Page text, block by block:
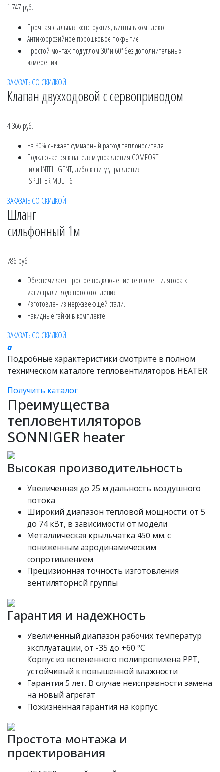
1 747 руб.
Прочная стальная конструкция, винты в комплекте
Антикоррозийное порошковое покрытие
Простой монтаж под углом 30º и 60º без дополнительных
измерений
ЗАКАЗАТЬ СО СКИДКОЙ
Клапан двухходовой с сервоприводом
4 366 руб.
На 30% снижает суммарный расход теплоносителя
Подключается к панелям управления COMFORT
или INTELLIGENT, либо к щиту управления
SPLITTER MULTI 6
ЗАКАЗАТЬ СО СКИДКОЙ
Шланг
сильфонный 1м
786 руб.
Обеспечивает простое подключение тепловентилятора к
магистрали водяного отопления
Изготовлен из нержавеющей стали.
Накидные гайки в комплекте
ЗАКАЗАТЬ СО СКИДКОЙ
a
Подробные характеристики смотрите в полном
техническом каталоге тепловентиляторов HEATER
Получить каталог
Преимущества
тепловентиляторов
SONNIGER heater
Высокая производительность
Увеличенная до 25 м дальность воздушного
потока
Широкий диапазон тепловой мощности: от 5
до 74 кВт, в зависимости от модели
Металлическая крыльчатка 450 мм. с
пониженным аэродинамическим
сопротивлением
Прецизионная точность изготовления
вентиляторной группы
Гарантия и надежность
Увеличенный диапазон рабочих температур
эксплуатации, от -35 до +60 °C
Корпус из вспененного полипропилена PPT,
устойчивый к повышенной влажности
Гарантия 5 лет. В случае неисправности замена
на новый агрегат
Пожизненная гарантия на корпус.
Простота монтажа и
проектирования